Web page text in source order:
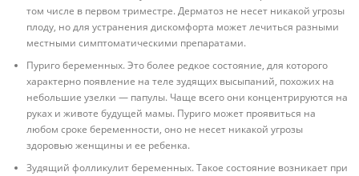
том числе в первом триместре. Дерматоз не несет никакой угрозы
плоду, но для устранения дискомфорта может лечиться разными
местными симптоматическими препаратами.
Пуриго беременных. Это более редкое состояние, для которого
характерно появление на теле зудящих высыпаний, похожих на
небольшие узелки — папулы. Чаще всего они концентрируются на
руках и животе будущей мамы. Пуриго может проявиться на
любом сроке беременности, оно не несет никакой угрозы
здоровью женщины и ее ребенка.
Зудящий фолликулит беременных. Такое состояние возникает при